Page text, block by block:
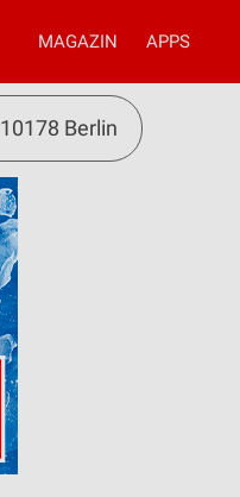
MAGAZIN APPS
10178 Berlin